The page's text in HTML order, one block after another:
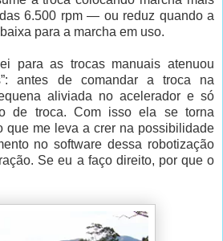
6.500 rpm — ou reduz quando a
para a marcha em uso.
para as trocas manuais atenuou
antes de comandar a troca na
aliviada no acelerador e só
de troca. Com isso ela se torna
que me leva a crer na possibilidade
no software dessa robotização
Se eu a faço direito, por que o